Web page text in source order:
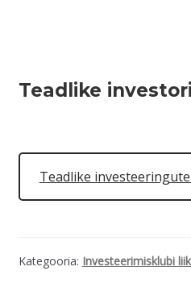
Teadlike
Teadlike
Kategooria: Investeerimisklubi